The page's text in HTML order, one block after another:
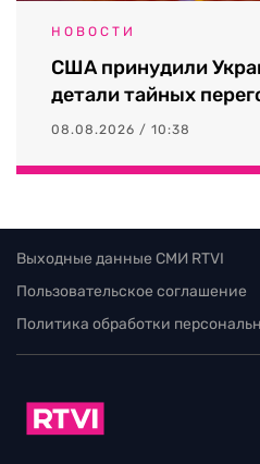
НОВОСТИ
США принудили
детали тайных
08.08.2026 / 10:38
Выходные данные СМИ RTVI
Пользовательское соглашение
Политика обработки